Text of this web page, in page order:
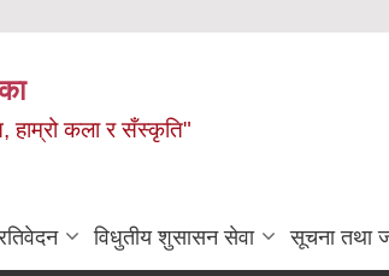
हाम्रो कला र सँस्कृति"
विधुतीय शुसासन सेवा सूचना तथा